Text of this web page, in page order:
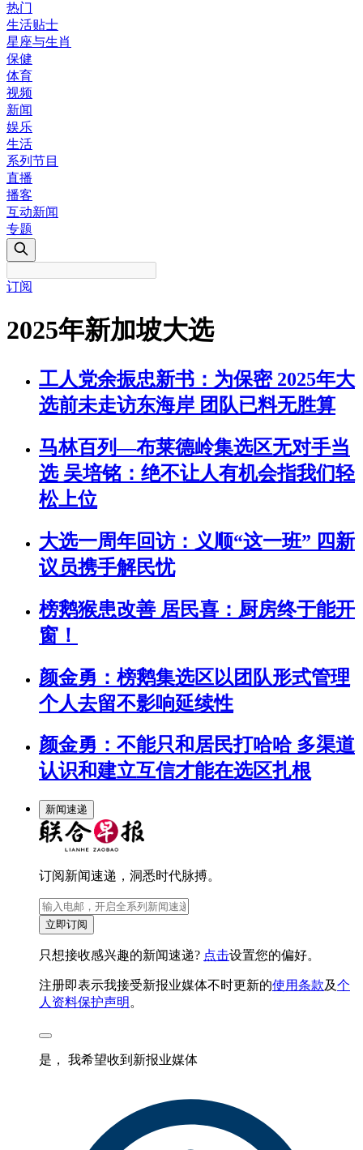
热门
生活贴士
星座与生肖
保健
体育
视频
新闻
娱乐
生活
系列节目
直播
播客
互动新闻
专题
订阅
2025年新加坡大选
工人党余振忠新书：为保密 2025年大
选前未走访东海岸 团队已料无胜算
马林百列—布莱德岭集选区无对手当
选 吴培铭：绝不让人有机会指我们轻
松上位
大选一周年回访：义顺“这一班” 四新
议员携手解民忧
榜鹅猴患改善 居民喜：厨房终于能开
窗！
颜金勇：榜鹅集选区以团队形式管理
个人去留不影响延续性
颜金勇：不能只和居民打哈哈 多渠道
认识和建立互信才能在选区扎根
新闻速递
订阅新闻速递，洞悉时代脉搏。
立即订阅
只想接收感兴趣的新闻速递? 点击设置您的偏好。
注册即表示我接受新报业媒体不时更新的使用条款及个
人资料保护声明 。
是， 我希望收到新报业媒体